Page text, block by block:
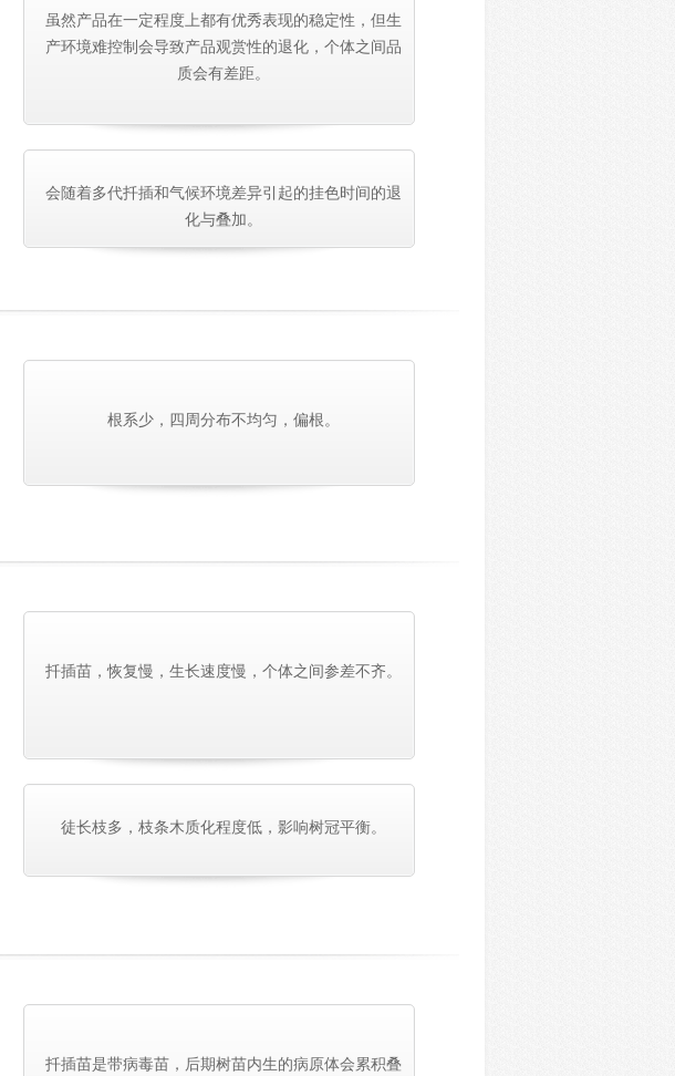
虽然产品在一定程度上都有优秀表现的稳定性，但生
产环境难控制会导致产品观赏性的退化，个体之间品
质会有差距。
会随着多代扦插和气候环境差异引起的挂色时间的退
化与叠加。
根系少，四周分布不均匀，偏根。
扦插苗，恢复慢，生长速度慢，个体之间参差不齐。
徒长枝多，枝条木质化程度低，影响树冠平衡。
扦插苗是带病毒苗，后期树苗内生的病原体会累积叠